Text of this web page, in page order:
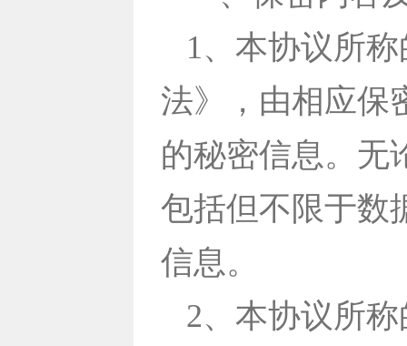
1、本协议所
法》，由相应保
的秘密信息。无
包括但不限于数
信息。
2、本协议所